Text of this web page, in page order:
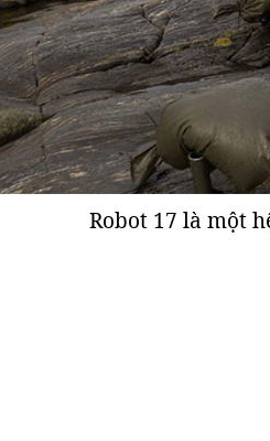
Robot 17 là một